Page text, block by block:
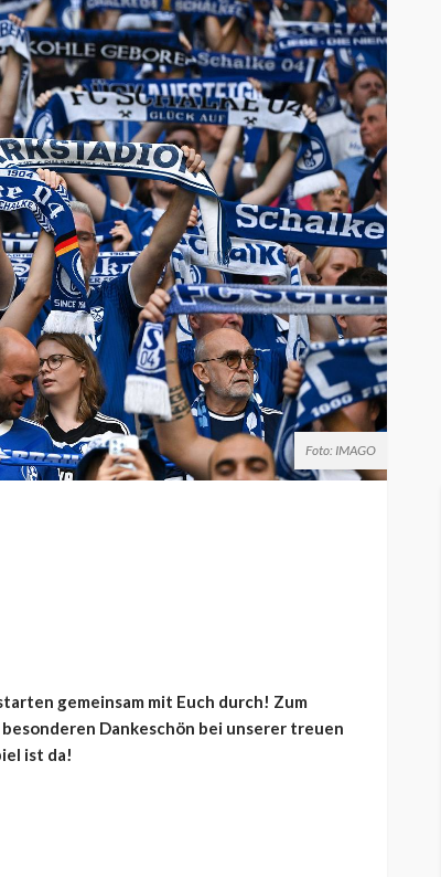
Foto: IMAGO
gemeinsam mit Euch durch! Zum
Dankeschön bei unserer treuen
ist da!